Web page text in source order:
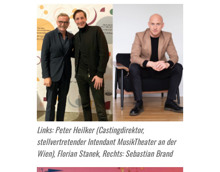
Links: Peter Heilker (Castingdirektor,
stellvertretender Intendant MusikTheater an der
Wien), Florian Stanek, Rechts: Sebastian Brand